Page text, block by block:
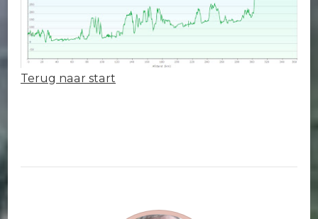
Terug naar start